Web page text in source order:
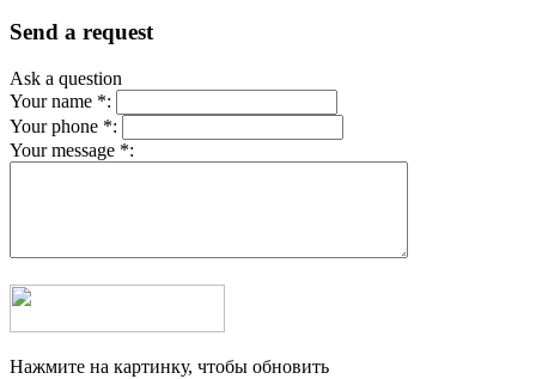
Send a request
Ask a question
Your name *:
Your phone *:
Your message *:
Нажмите на картинку, чтобы обновить